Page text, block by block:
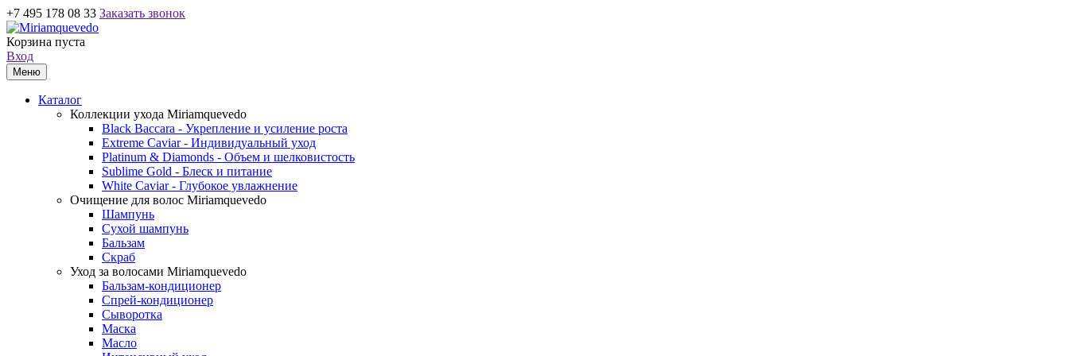
+7 495 178 08 33 Заказать звонок
Корзина пуста
Вход
Меню
Каталог
Коллекции ухода Miriamquevedo
Black Baccara - Укрепление и усиление роста
Extreme Caviar - Индивидуальный уход
Platinum & Diamonds - Объем и шелковистость
Sublime Gold - Блеск и питание
White Caviar - Глубокое увлажнение
Очищение для волос Miriamquevedo
Шампунь
Сухой шампунь
Бальзам
Скраб
Уход за волосами Miriamquevedo
Бальзам-кондиционер
Спрей-кондиционер
Сыворотка
Маска
Масло